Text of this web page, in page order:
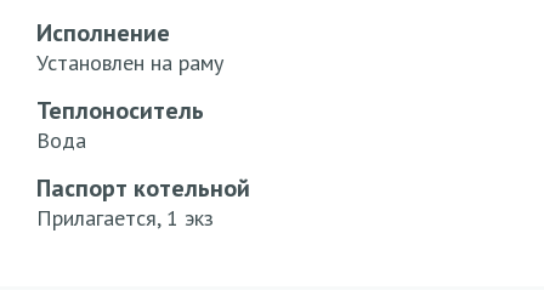
Исполнение
Установлен на раму
Теплоноситель
Вода
Паспорт котельной
Прилагается, 1 экз